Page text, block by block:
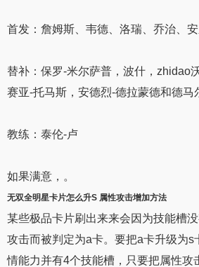
首发：詹姆斯、韦德、洛瑞、乔治、安
替补：保罗-米尔萨普，波什，zhidao
赛亚-托马斯，安德烈-德拉蒙德和德马
教练：泰伦-卢
如果满意，。
无双全明星卡片怎么升S 属性攻击增加方法
某些极品卡片刷出来来会因为技能槽
攻击而被判定为a卡。要把a卡升级为s
情能力并有4个技能槽，只要把属性攻